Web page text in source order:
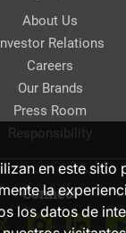
About Us
Relations
Careers
Our Brands
Press Room
Responsibility
Connect
en este sitio
la
los datos de